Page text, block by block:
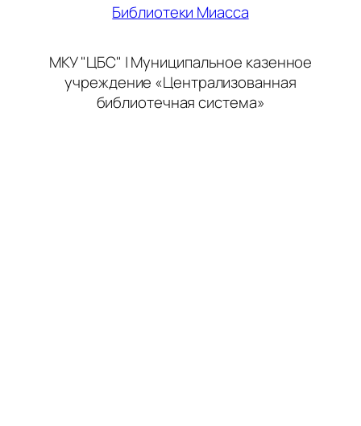
Библиотеки Миасса
МКУ "ЦБС" | Муниципальное казенное
учреждение «Централизованная
библиотечная система»